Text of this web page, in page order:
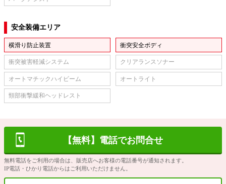
安全装備エリア
横滑り防止装置 衝突安全ボディ
衝突被害軽減システム クリアランスソナー
オートマチックハイビーム オートライト
頸部衝撃緩和ヘッドレスト
【無料】電話でお問合せ
無料電話をご利用の場合は、販売店へお客様の電話番号が通知されます。
IP電話・ひかり電話からはご利用いただけません。